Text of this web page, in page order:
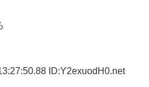
ID:Y2exuodH0.net